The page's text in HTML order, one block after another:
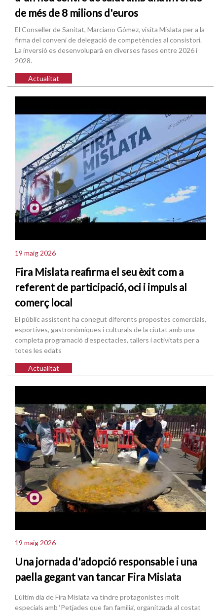
de més de 8 milions d'euros
El Conseller de Sanitat, Marciano Gómez, visita Mislata per a la
firma del conveni de delegació de competències al consistori.
La inversió es desenvoluparà en diverses fases entre 2026 i
2028.
Actualitat
19 maig 2026
Fira Mislata reafirma el seu èxit com a
referent de participació, oci i impuls al
comerç local
El públic assistent ha conegut diferents propostes comercials,
esportives, gastronòmiques i culturals de la ciutat amb una
completa programació d'espectacles, tallers i activitats per a
totes les edats
Actualitat
19 maig 2026
Una jornada d'adopció responsable i una
paella gegant van tancar Fira Mislata
L'últim dia de Fira Mislata va tindre protagonistes molt
especials amb ‘Petjades que fan família’, organitzada al costat